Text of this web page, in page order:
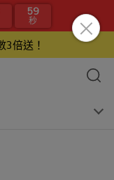
58
秒
倍送！